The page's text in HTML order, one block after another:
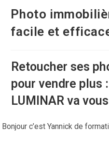
Photo
facile et
Retoucher ses
pour vendre plus
LUMINAR va
Bonjour c’est Yannick de